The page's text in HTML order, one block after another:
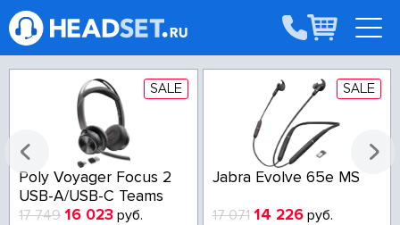
SALE
Poly Voyager Focus 2
USB-A/USB-C Teams
17 749 16 023 руб.
SALE
Jabra Evolve 65e MS
17 071 14 226руб.